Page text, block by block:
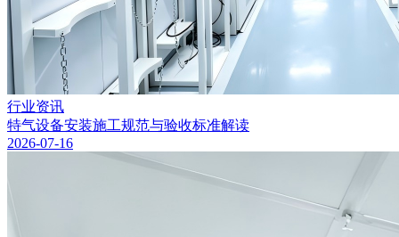
行业资讯
特气设备安装施工规范与验收标准解读
2026-07-16